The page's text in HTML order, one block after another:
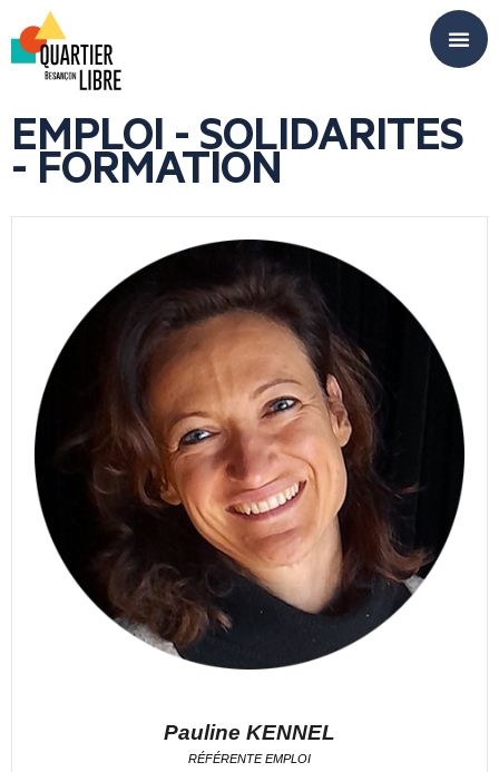
EMPLOI - SOLIDARITES
- FORMATION
Pauline KENNEL
RÉFÉRENTE EMPLOI
Panneau de gestion des cookies